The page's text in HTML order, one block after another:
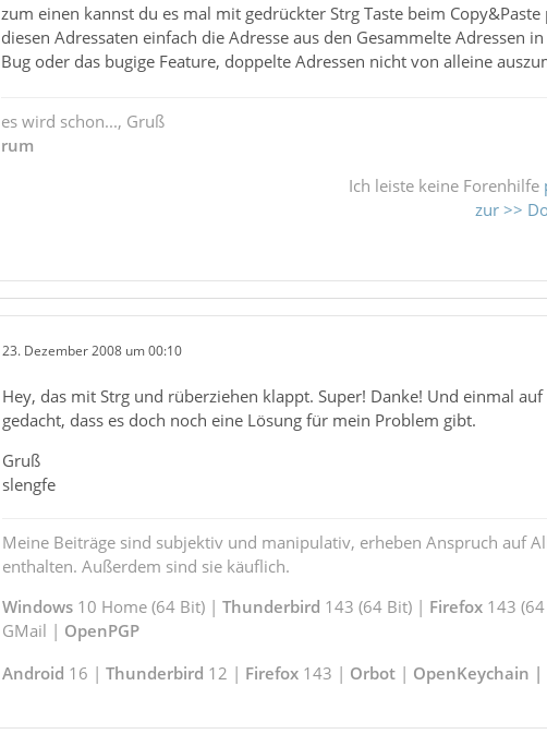
zum einen kannst du es mal mit gedrückter Strg Taste beim
diesen Adressaten einfach die Adresse aus den Gesammelte Adressen
Bug oder das bugige Feature, doppelte Adressen nicht von alleine
es wird schon..., Gruß
rum
Ich leiste keine Forenhilfe
zur >>
23. Dezember 2008 um 00:10
Hey, das mit Strg und rüberziehen klappt. Super! Danke! Und einmal
gedacht, dass es doch noch eine Lösung für mein Problem gibt.
Gruß
slengfe
Meine Beiträge sind subjektiv und manipulativ, erheben Anspruch auf
enthalten. Außerdem sind sie käuflich.
Windows10 Home (64 Bit) | Thunderbird 143 (64 Bit) | Firefox143
GMail | OpenPGP
Android 16 | Thunderbird 12 | Firefox143 | Orbot| OpenKeychain |